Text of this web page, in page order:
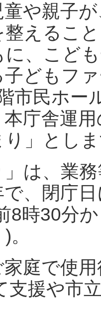
や親子
えるこ
、こど
子どもフ
市民ホー
庁舎運
」とし
は、業
、閉庁
8時30分
庭で使
支援や市